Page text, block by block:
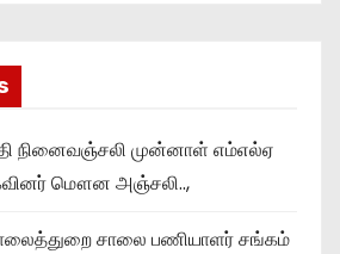
நினைவஞ்சலி முன்னாள் எம்எல்ஏ
மௌன அஞ்சலி..,
சாலை பணியாளர் சங்கம்